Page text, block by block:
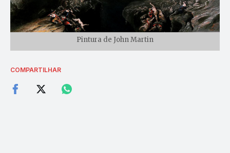
Pintura de John Martin
COMPARTILHAR